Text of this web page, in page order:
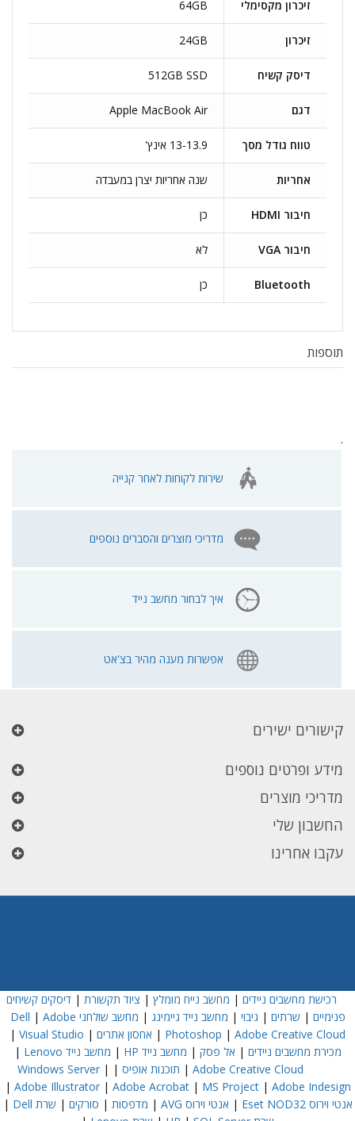
זיכרון מקסימלי 64GB
זיכרון 24GB
דיסק קשיח 512GB SSD
דגם Apple MacBook Air
טווח גודל מסך 13-13.9 אינץ'
אחריות שנה אחריות יצרן במעבדה
חיבור HDMI כן
חיבור VGA לא
Bluetooth כן
תוספות
.
שירות לקוחות לאחר קנייה
מדריכי מוצרים והסברים נוספים
איך לבחור מחשב נייד
אפשרות מענה מהיר בצ'אט
קישורים ישירים
מידע ופרטים נוספים
מדריכי מוצרים
החשבון שלי
עקבו אחרינו
רכישת מחשבים ניידים | מחשב נייח מומלץ | ציוד תקשורת |דיסקים קשיחים
פנימיים | שרתים | גיבוי | מחשב נייד גיימינג | מחשב שולחני Dell | Adobe
Photoshop | Adobe Creative Cloud
| אחסון אתרים |
Visual Studio
|
מכירת מחשבים ניידים | אל פסק | מחשב נייד HP | מחשב נייד Lenovo
|
Adobe Creative Cloud
| תוכנות אופיס |
Windows Server|
Adobe Illustrator| Adobe Acrobat| MS Project| Adobe Indesign
|
אנטי וירוס Eset NOD32
| אנטי וירוס AVG | מדפסות | סורקים | שרת Dell
|